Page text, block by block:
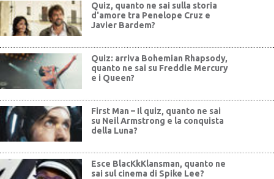
Quiz, quanto ne sai sulla storia
d'amore tra Penelope Cruz e
Javier Bardem?
Quiz: arriva Bohemian Rhapsody,
quanto ne sai su Freddie Mercury
e i Queen?
First Man – Il quiz, quanto ne sai
su Neil Armstrong e la conquista
della Luna?
Esce BlacKkKlansman, quanto ne
sai sul cinema di Spike Lee?